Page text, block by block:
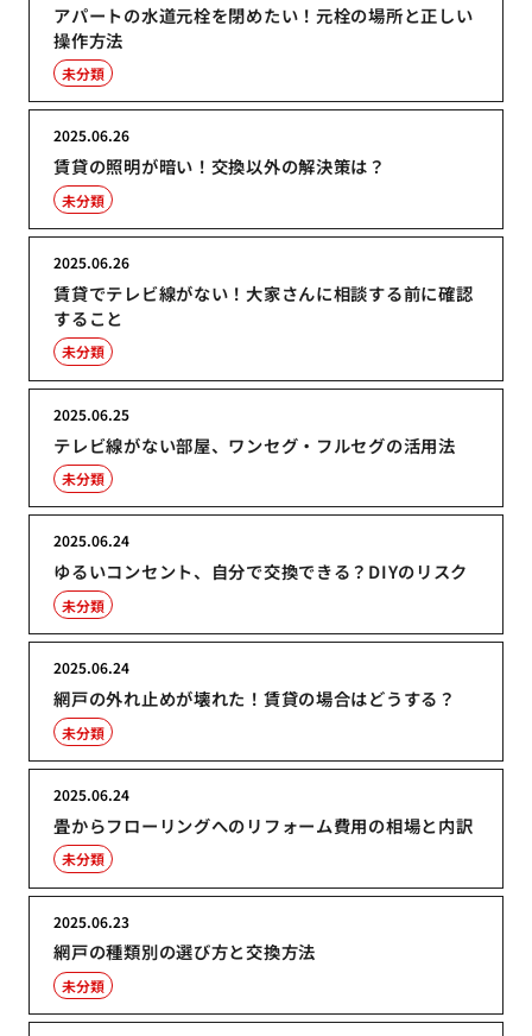
アパートの水道元栓を閉めたい！元栓の場所と正しい
操作方法
未分類
賃貸の照明が暗い！交換以外の解決策は？
2025.06.26
未分類
賃貸でテレビ線がない！大家さんに相談する前に確認
すること
2025.06.26
未分類
テレビ線がない部屋、ワンセグ・フルセグの活用法
2025.06.25
未分類
ゆるいコンセント、自分で交換できる？DIYのリスク
2025.06.24
未分類
網戸の外れ止めが壊れた！賃貸の場合はどうする？
2025.06.24
未分類
畳からフローリングへのリフォーム費用の相場と内訳
2025.06.24
未分類
網戸の種類別の選び方と交換方法
2025.06.23
未分類